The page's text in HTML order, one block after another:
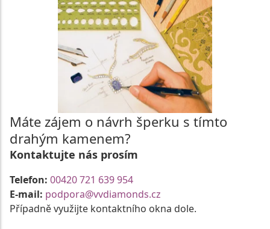
Máte zájem o návrh šperku s tímto
drahým kamenem?
Kontaktujte nás prosím
Telefon: 00420 721 639 954
E-mail: podpora@vvdiamonds.cz
Případně využijte kontaktního okna dole.